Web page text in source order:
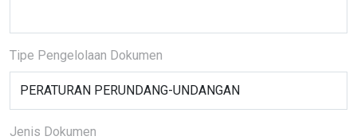
Tipe Pengelolaan Dokumen
Jenis Dokumen